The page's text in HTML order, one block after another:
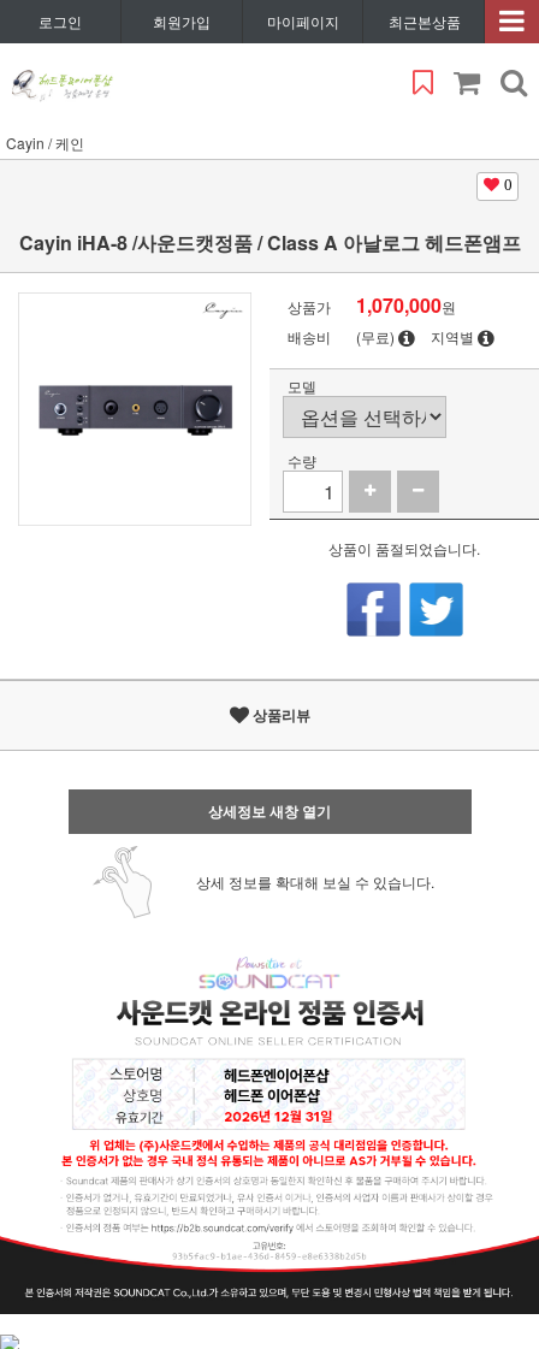
로그인 회원가입 마이페이지 최근본상품
Cayin / 케인
0
Cayin iHA-8 /사운드캣정품 / Class A 아날로그 헤드폰앰프
상품가 1,070,000원
배송비
(무료) 지역별
모델
수량
상품이 품절되었습니다.
상품리뷰
상세정보 새창 열기
상세 정보를 확대해 보실 수 있습니다.